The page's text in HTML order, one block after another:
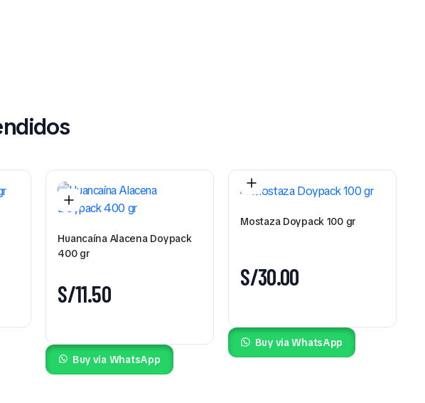
Huancaína Alacena Doypack
400 gr
S/11.50
Buy via WhatsApp
Mostaza Doypack 100 gr
S/30.00
Buy via WhatsApp